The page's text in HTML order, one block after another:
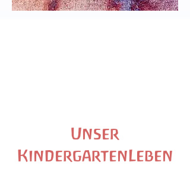
Unser
KindergartenLeben